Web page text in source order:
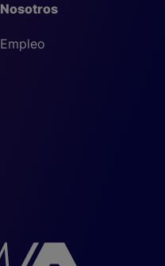
Nosotros
Empleo